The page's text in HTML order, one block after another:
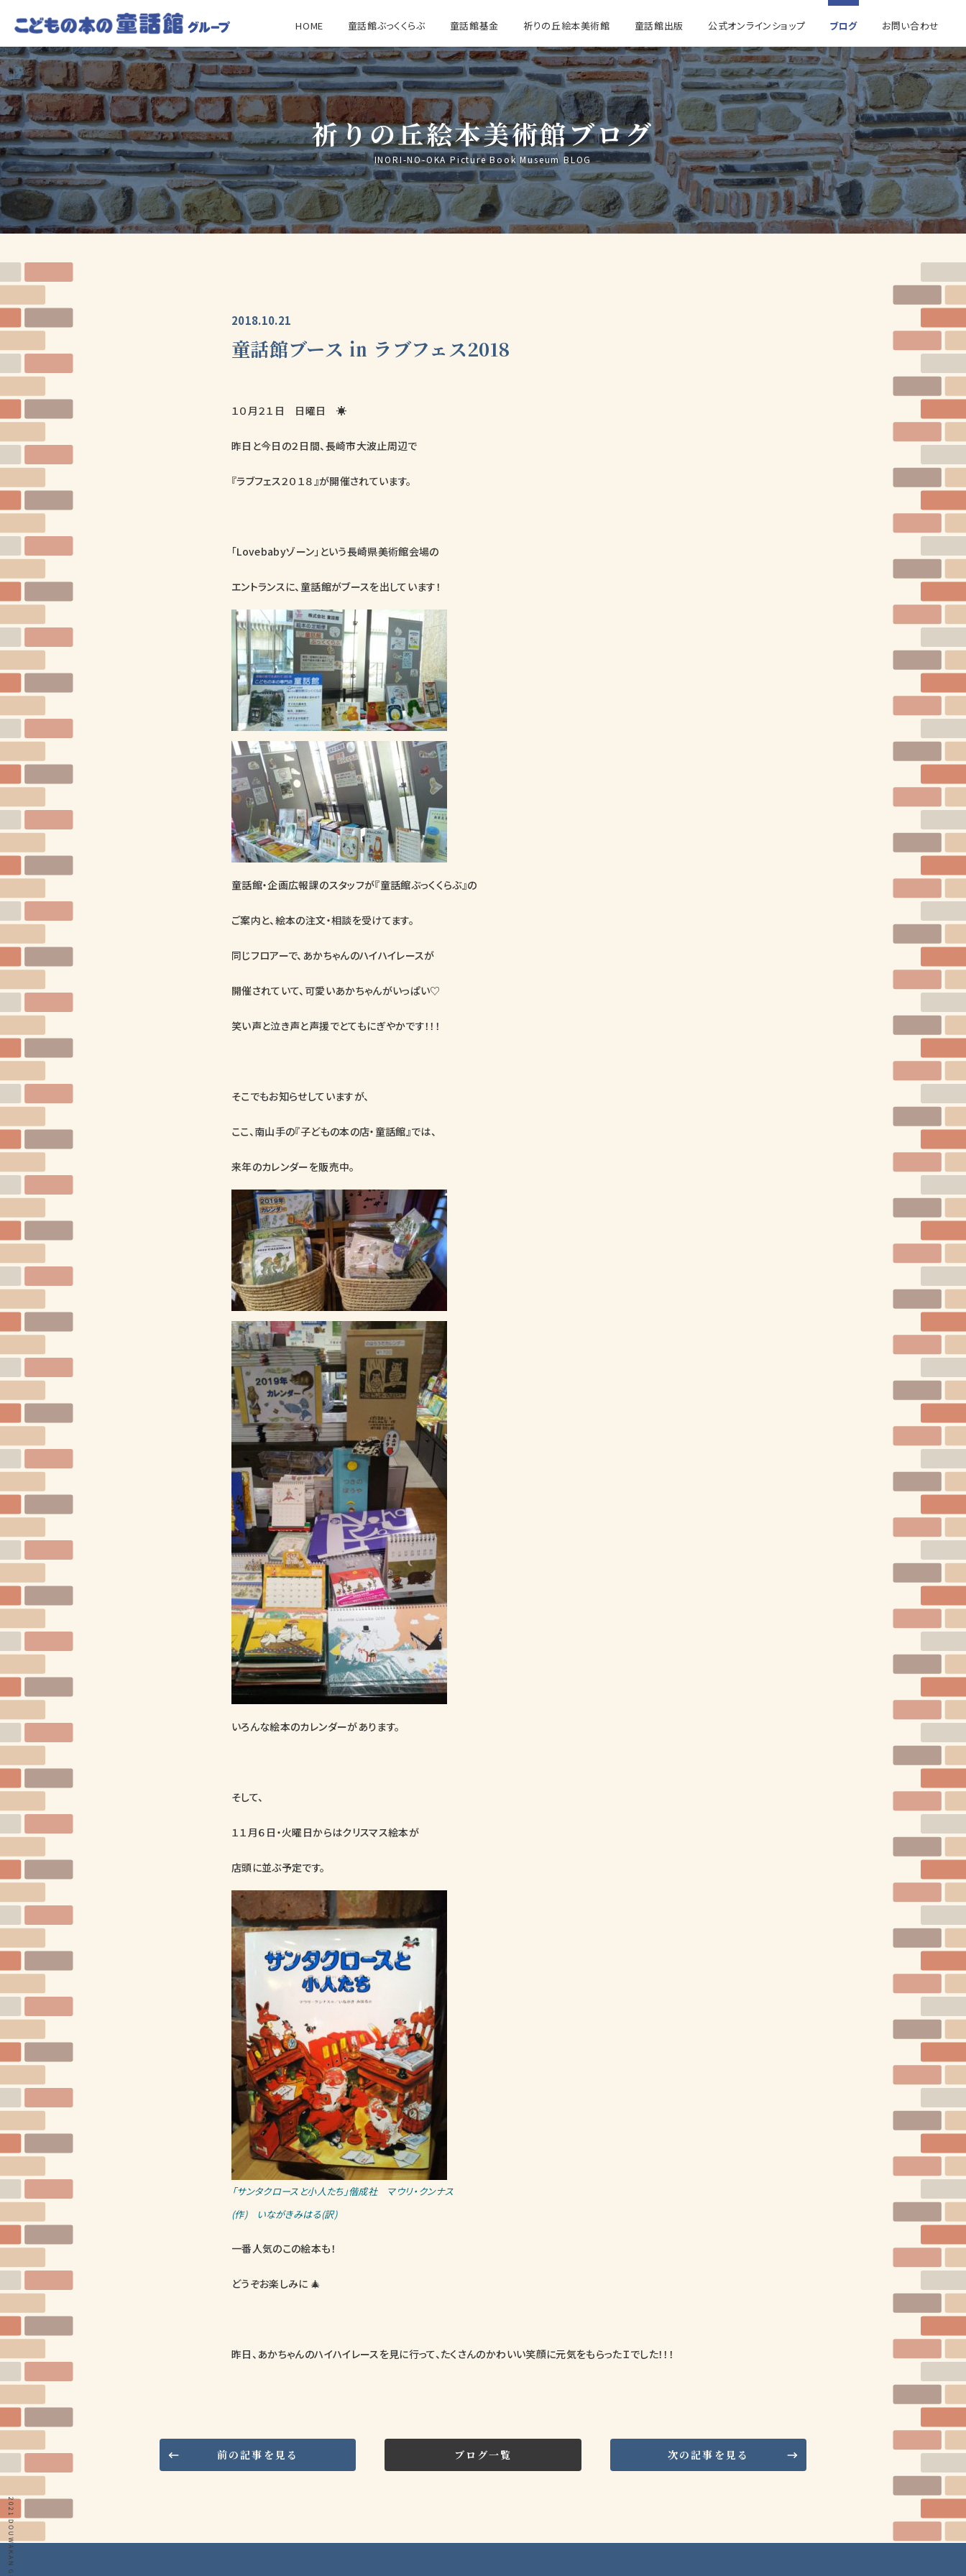
HOME 童話館ぶっくくらぶ 童話館基金 祈りの丘絵本美術館 童話館出版 公式オンラインショップ ブログ お問い合わせ
祈りの丘絵本美術館ブログ
INORI-NO-OKA Picture Book Museum BLOG
2018.10.21
童話館ブース ㏌ ラブフェス2018
１０月２１日 日曜日 ☀
昨日と今日の２日間、長崎市大波止周辺で
『ラブフェス２０１８』が開催されています。
「Lovebabyゾーン」という長崎県美術館会場の
エントランスに、童話館がブースを出しています！
童話館・企画広報課のスタッフが『童話館ぶっくくらぶ』の
ご案内と、絵本の注文・相談を受けてます。
同じフロアーで、あかちゃんのハイハイレースが
開催されていて、可愛いあかちゃんがいっぱい♡
笑い声と泣き声と声援でとてもにぎやかです！！！
そこでもお知らせしていますが、
ここ、南山手の『子どもの本の店・童話館』では、
来年のカレンダーを販売中。
いろんな絵本のカレンダーがあります。
そして、
１１月６日・火曜日からはクリスマス絵本が
店頭に並ぶ予定です。
「サンタクロースと小人たち」偕成社 マウリ・クンナス
(作) いながきみはる(訳)
一番人気のこの絵本も！
どうぞお楽しみに 🎄
昨日、あかちゃんのハイハイレースを見に行って、たくさんのかわいい笑顔に元気をもらったＩでした！！！
前の記事を見る ブログ一覧 次の記事を見る